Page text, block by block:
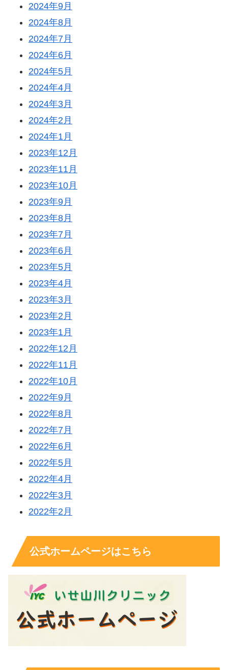
2024年9月
2024年8月
2024年7月
2024年6月
2024年5月
2024年4月
2024年3月
2024年2月
2024年1月
2023年12月
2023年11月
2023年10月
2023年9月
2023年8月
2023年7月
2023年6月
2023年5月
2023年4月
2023年3月
2023年2月
2023年1月
2022年12月
2022年11月
2022年10月
2022年9月
2022年8月
2022年7月
2022年6月
2022年5月
2022年4月
2022年3月
2022年2月
公式ホームページはこちら